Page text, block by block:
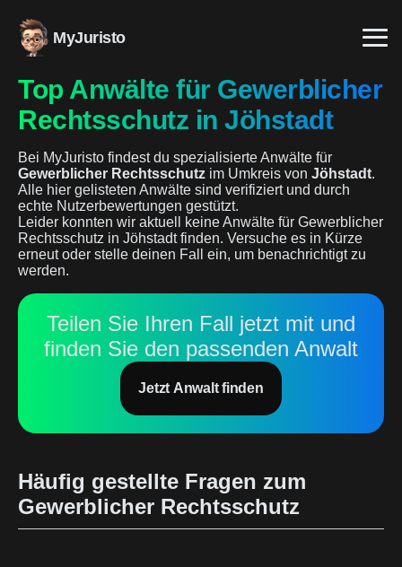
MyJuristo
Top Anwälte für Gewerblicher
Rechtsschutz in Jöhstadt
Bei MyJuristo findest du spezialisierte Anwälte für
Gewerblicher Rechtsschutz im Umkreis von Jöhstadt.
Alle hier gelisteten Anwälte sind verifiziert und durch
echte Nutzerbewertungen gestützt.
Leider konnten wir aktuell keine Anwälte für Gewerblicher
Rechtsschutz in Jöhstadt finden. Versuche es in Kürze
erneut oder stelle deinen Fall ein, um benachrichtigt zu
werden.
Teilen Sie Ihren Fall jetzt mit und
finden Sie den passenden Anwalt
Jetzt Anwalt finden
Häufig gestellte Fragen zum
Gewerblicher Rechtsschutz